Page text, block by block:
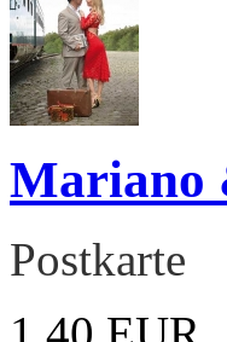
Mariano
Postkarte